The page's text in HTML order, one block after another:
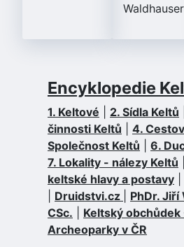
Encyklopedie
1. Keltové 2. Sídla Keltů
činnosti Keltů
4.
Společnost Keltů
6.
7. Lokality - nálezy Keltů
keltské hlavy a postavy
Druidstvi.cz
PhDr. Jiří
CSc.
Keltský
Archeoparky v ČR